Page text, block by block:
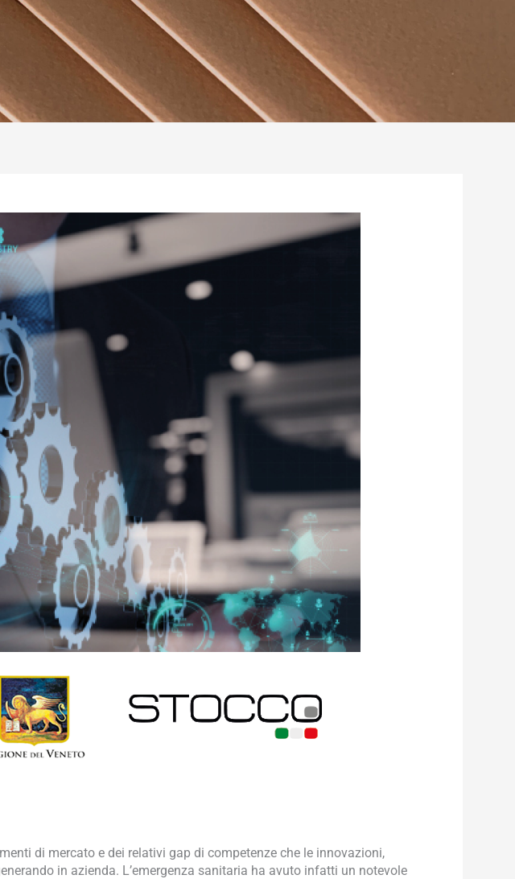
di mercato e dei relativi gap di competenze che le innovazioni,
in azienda. L’emergenza sanitaria ha avuto infatti un notevole